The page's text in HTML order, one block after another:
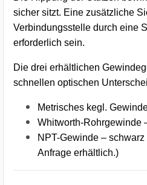
sicher sitzt. Eine zusätzliche
Verbindungsstelle durch eine
erforderlich sein.
Die drei erhältlichen
schnellen optischen
Metrisches kegl.
Whitworth-Rohrgewinde
NPT-Gewinde –
Anfrage erhältlich.)